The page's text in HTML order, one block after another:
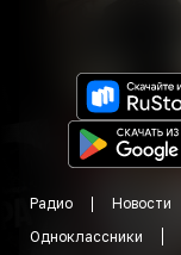
Радио Новости
Одноклассники